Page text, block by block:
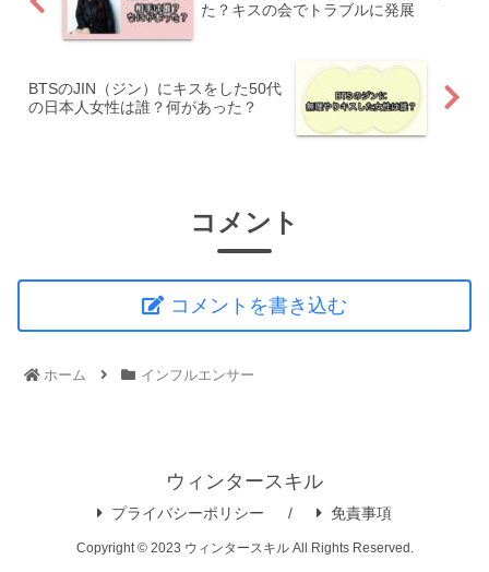
た？キスの会でトラブルに発展
BTSのJIN（ジン）にキスをした50代
の日本人女性は誰？何があった？
コメント
コメントを書き込む
ホーム インフルエンサー
ウィンタースキル
プライバシーポリシー 免責事項
Copyright © 2023 ウィンタースキル All Rights Reserved.